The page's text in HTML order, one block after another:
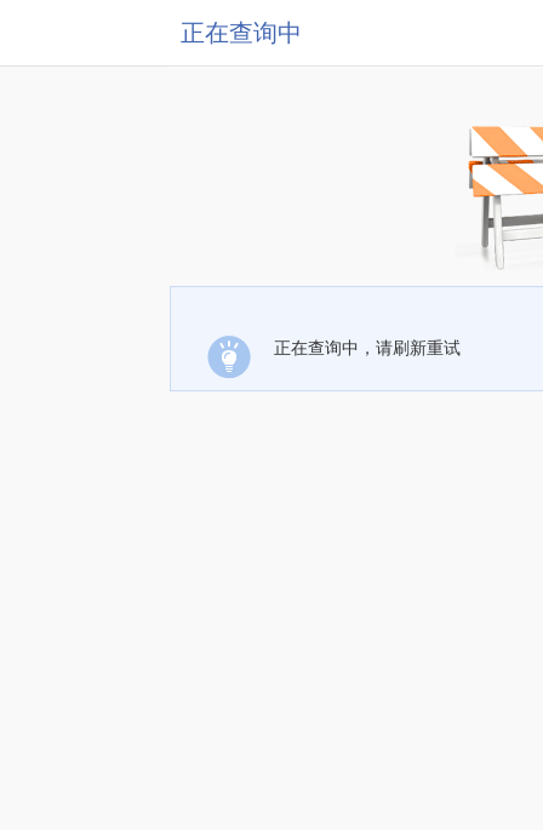
正在查询中
正在查询中，请刷新重试